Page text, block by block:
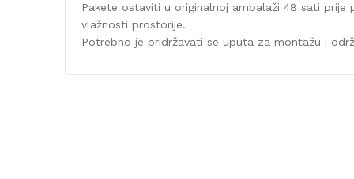
Pakete ostaviti u originalnoj ambalaži 48 sati
vlažnosti prostorije.
Potrebno je pridržavati se uputa za montažu i